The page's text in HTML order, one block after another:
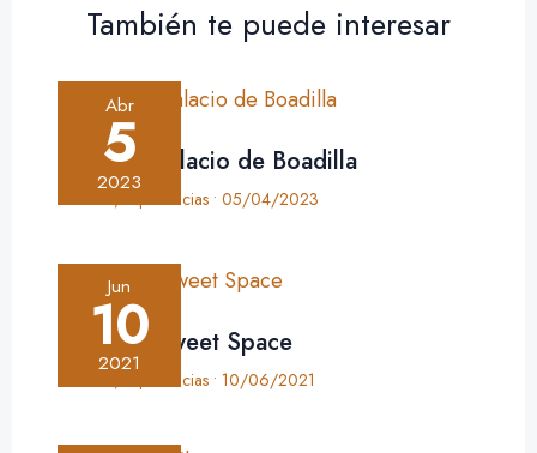
También te puede interesar
Abr
5
2023
Crónica: Palacio de Boadilla
Experiencias •05/04/2023
Jun
10
2021
Crónica: Sweet Space
Experiencias •10/06/2021